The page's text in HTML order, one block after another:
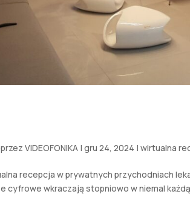
VIDEOFONIKA |gru 24, 2024 |wirtualna
recepcja w prywatnych przychodniach
cyfrowe wkraczają stopniowo w niemal